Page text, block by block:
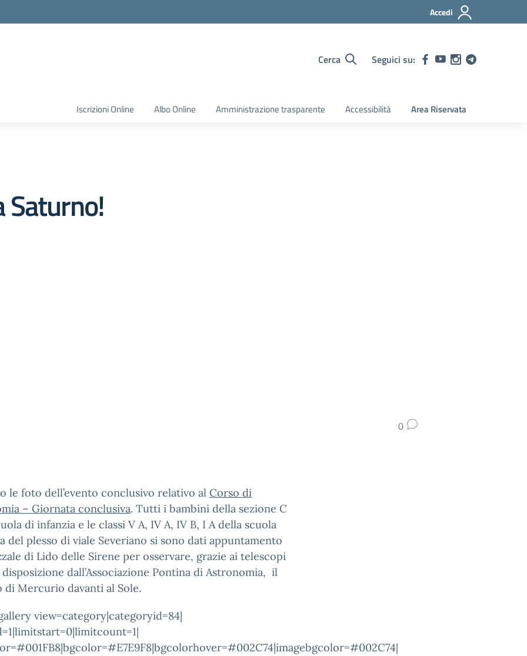
Accedi
Cerca Seguici su:
Iscrizioni Online Albo Online Amministrazione trasparente Accessibilità Area Riservata
Saturno!
0
le foto dell’evento conclusivo relativo al Corso di
– Giornata conclusiva. Tutti i bambini della sezione C
di infanzia e le classi V A, IV A, IV B, I A della scuola
del plesso di viale Severiano si sono dati appuntamento
di Lido delle Sirene per osservare, grazie ai telescopi
disposizione dall’Associazione Pontina di Astronomia, il
di Mercurio davanti al Sole.
view=category|categoryid=84|